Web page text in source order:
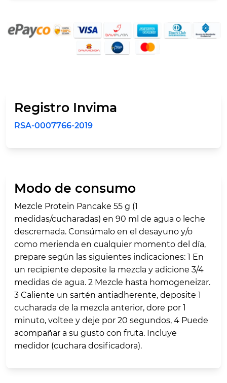
Registro Invima
RSA-0007766-2019
Modo de consumo
Mezcle Protein Pancake 55 g (1
medidas/cucharadas) en 90 ml de agua o leche
descremada. Consúmalo en el desayuno y/o
como merienda en cualquier momento del día,
prepare según las siguientes indicaciones: 1 En
un recipiente deposite la mezcla y adicione 3/4
medidas de agua. 2 Mezcle hasta homogeneizar.
3 Caliente un sartén antiadherente, deposite 1
cucharada de la mezcla anterior, dore por 1
minuto, voltee y deje por 20 segundos, 4 Puede
acompañar a su gusto con fruta. Incluye
medidor (cuchara dosificadora).